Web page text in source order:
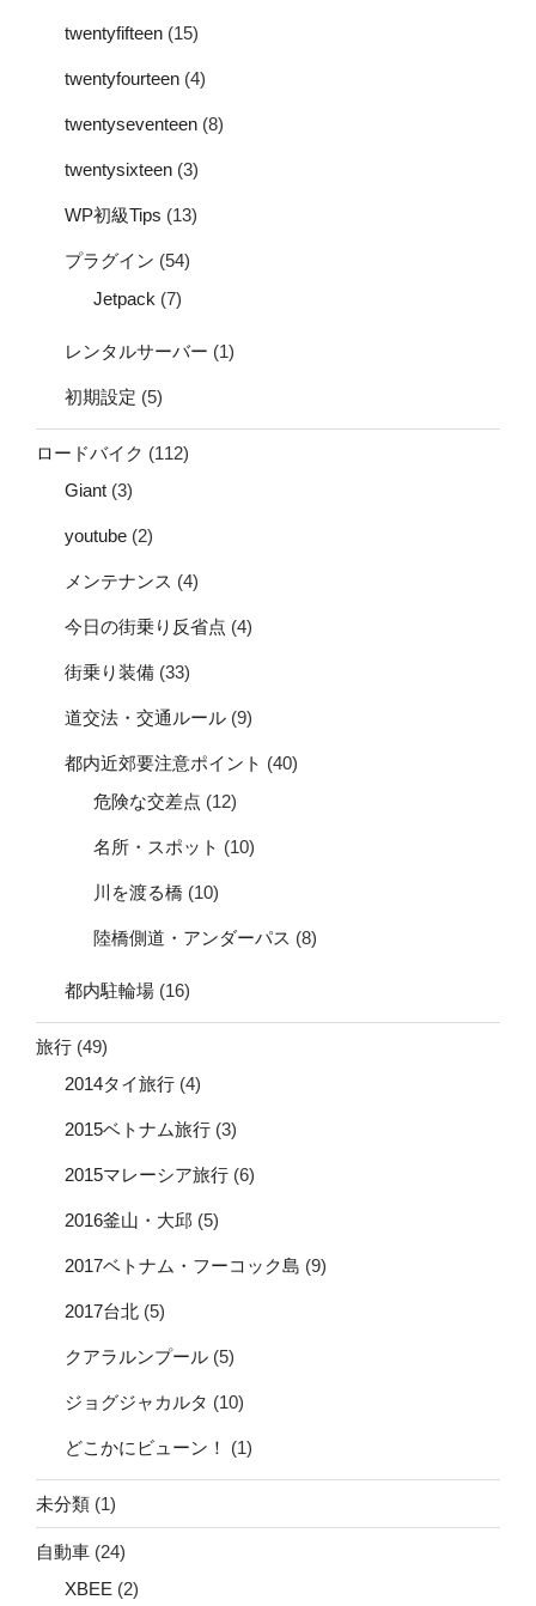
twentyfifteen (15)
twentyfourteen (4)
twentyseventeen (8)
twentysixteen (3)
WP初級Tips (13)
プラグイン (54)
Jetpack (7)
レンタルサーバー (1)
初期設定 (5)
ロードバイク (112)
Giant (3)
youtube (2)
メンテナンス (4)
今日の街乗り反省点 (4)
街乗り装備 (33)
道交法・交通ルール (9)
都内近郊要注意ポイント (40)
危険な交差点 (12)
名所・スポット (10)
川を渡る橋 (10)
陸橋側道・アンダーパス (8)
都内駐輪場 (16)
旅行 (49)
2014タイ旅行 (4)
2015ベトナム旅行 (3)
2015マレーシア旅行 (6)
2016釜山・大邱 (5)
2017ベトナム・フーコック島 (9)
2017台北 (5)
クアラルンプール (5)
ジョグジャカルタ (10)
どこかにビューン！ (1)
未分類 (1)
自動車 (24)
XBEE (2)